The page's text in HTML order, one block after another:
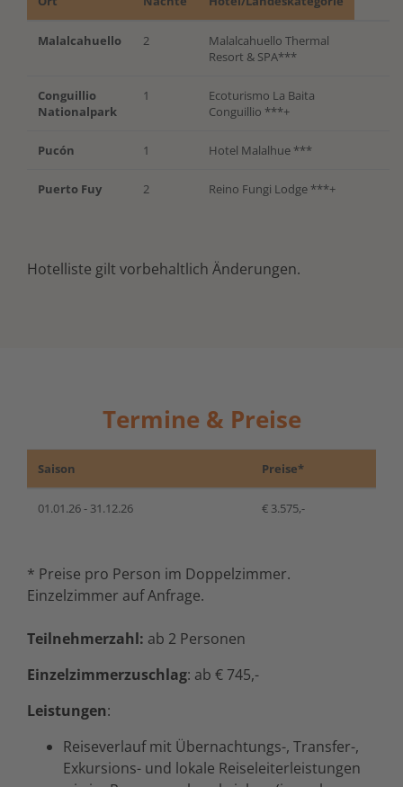
Malalcahuello 2
Malalcahuello Thermal
Resort & SPA***
Conguillio
Nationalpark
1
Ecoturismo La Baita
Conguillio ***+
Pucón 1 Hotel Malalhue ***
Puerto Fuy 2 Reino Fungi Lodge ***+
Hotelliste gilt vorbehaltlich Änderungen.
Termine & Preise
Saison Preise*
01.01.26 - 31.12.26 € 3.575,-
* Preise pro Person im Doppelzimmer.
Einzelzimmer auf Anfrage.
Teilnehmerzahl: ab 2 Personen
Einzelzimmerzuschlag: ab € 745,-
Leistungen:
Reiseverlauf mit Übernachtungs-, Transfer-,
Exkursions- und lokale Reiseleiterleistungen